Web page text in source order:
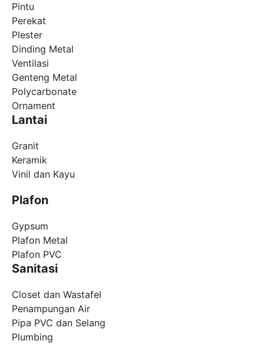
Pintu
Perekat
Plester
Dinding Metal
Ventilasi
Genteng Metal
Polycarbonate
Ornament
Lantai
Granit
Keramik
Vinil dan Kayu
Plafon
Gypsum
Plafon Metal
Plafon PVC
Sanitasi
Closet dan Wastafel
Penampungan Air
Pipa PVC dan Selang
Plumbing